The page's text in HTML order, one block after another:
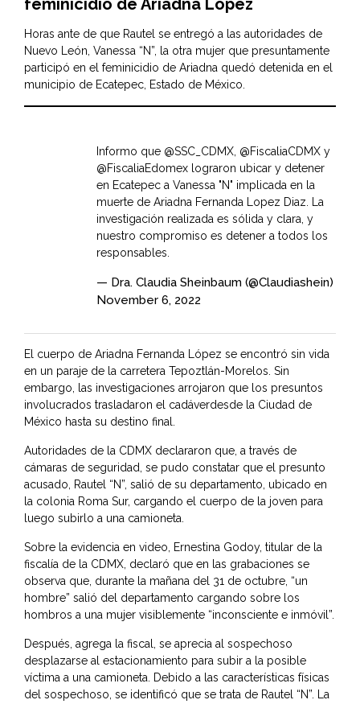
feminicidio de Ariadna López
Horas ante de que Rautel se entregó a las autoridades de
Nuevo León, Vanessa “N”, la otra mujer que presuntamente
participó en el feminicidio de Ariadna quedó detenida en el
municipio de Ecatepec, Estado de México.
Informo que @SSC_CDMX, @FiscaliaCDMX y
@FiscaliaEdomex lograron ubicar y detener
en Ecatepec a Vanessa "N" implicada en la
muerte de Ariadna Fernanda Lopez Diaz. La
investigación realizada es sólida y clara, y
nuestro compromiso es detener a todos los
responsables.
— Dra. Claudia Sheinbaum (@Claudiashein)
November 6, 2022
El cuerpo de Ariadna Fernanda López se encontró sin vida
en un paraje de la carretera Tepoztlán-Morelos. Sin
embargo, las investigaciones arrojaron que los presuntos
involucrados trasladaron el cadáverdesde la Ciudad de
México hasta su destino final.
Autoridades de la CDMX declararon que, a través de
cámaras de seguridad, se pudo constatar que el presunto
acusado, Rautel “N”, salió de su departamento, ubicado en
la colonia Roma Sur, cargando el cuerpo de la joven para
luego subirlo a una camioneta.
Sobre la evidencia en video, Ernestina Godoy, titular de la
fiscalía de la CDMX, declaró que en las grabaciones se
observa que, durante la mañana del 31 de octubre, “un
hombre” salió del departamento cargando sobre los
hombros a una mujer visiblemente “inconsciente e inmóvil”.
Después, agrega la fiscal, se aprecia al sospechoso
desplazarse al estacionamiento para subir a la posible
víctima a una camioneta. Debido a las características físicas
del sospechoso, se identificó que se trata de Rautel “N”. La